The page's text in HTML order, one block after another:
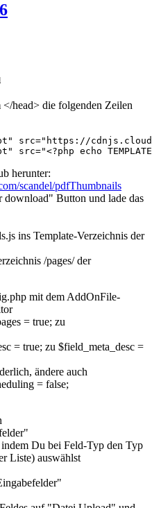
head> die folgenden Zeilen
src="https://
src="<?php echo
herunter:
scandel/pdfThumbnails
Button und lade das
ins Template-Verzeichnis der
/pages/ der
mit dem AddOnFile-
= true; zu
= true; zu $field_meta_desc =
ändere auch
= false;
Du bei Feld-Typ den Typ
Liste) auswählst